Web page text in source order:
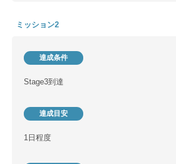
ミッション2
達成条件
Stage3到達
達成目安
1日程度